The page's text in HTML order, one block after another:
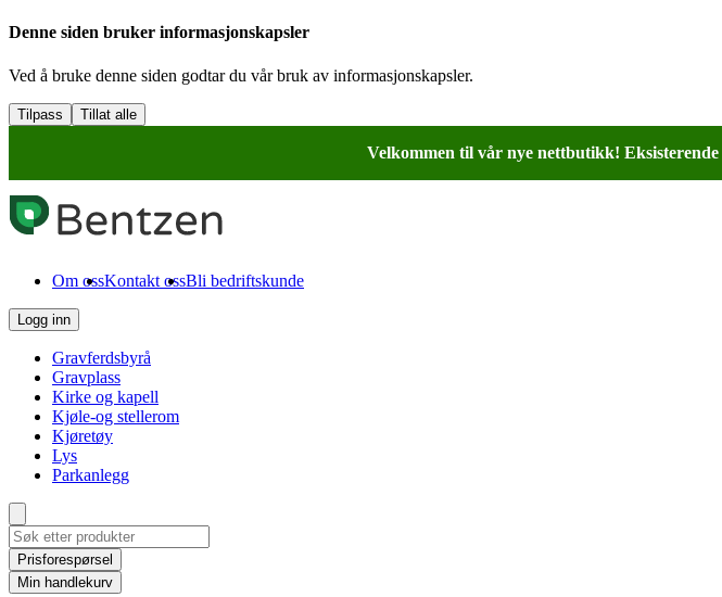
Denne siden bruker informasjonskapsler
Ved å bruke denne siden godtar du vår bruk av informasjonskapsler.
Tilpass Tillat alle
Velkommen til vår nye nettbutikk!
Om ossKontakt ossBli bedriftskunde
Logg inn
Gravferdsbyrå
Gravplass
Kirke og kapell
Kjøle-og stellerom
Kjøretøy
Lys
Parkanlegg
Prisforespørsel
Min handlekurv